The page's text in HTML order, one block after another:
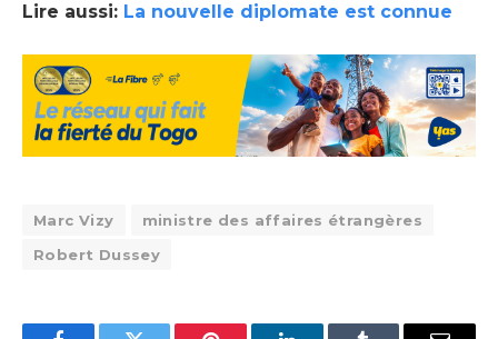
Lire aussi: La nouvelle diplomate est connue
Marc Vizy
ministre des affaires étrangères
Robert Dussey